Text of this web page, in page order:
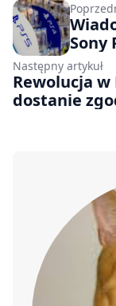
Sony
Następny artykuł
Rewolucja
dostanie